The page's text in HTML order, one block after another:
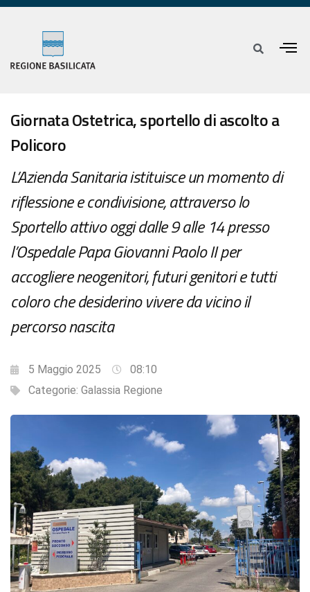
Giornata Ostetrica, sportello di ascolto a
Policoro
L’Azienda Sanitaria istituisce un momento di
riflessione e condivisione, attraverso lo
Sportello attivo oggi dalle 9 alle 14 presso
l’Ospedale Papa Giovanni Paolo II per
accogliere neogenitori, futuri genitori e tutti
coloro che desiderino vivere da vicino il
percorso nascita
5 Maggio 2025
08:10
Categorie: Galassia Regione